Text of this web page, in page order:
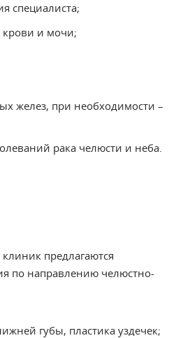
специалиста;
крови и мочи;
желез, при необходимости –
рака челюсти и неба.
предлагаются
по направлению челюстно-
губы, пластика уздечек;